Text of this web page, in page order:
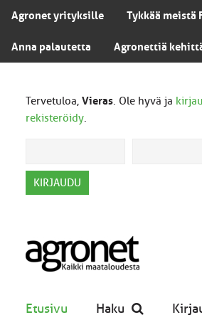
Agronet yrityksille Tykkää meistä
Anna palautetta Agronettiä
Tervetuloa, Vieras. Ole hyvä ja
rekisteröidy.
Etusivu Haku